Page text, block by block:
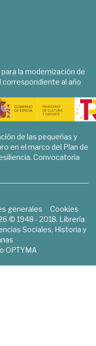
la modernización de
correspondiente al año
de las pequeñas y
en el marco del Plan de
Convocatoria
generales
Cookies
© 1948 - 2018. Librería
Sociales, Historia y
OPTYMA